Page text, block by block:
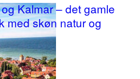
Kalmar – det gamle
med skøn natur og